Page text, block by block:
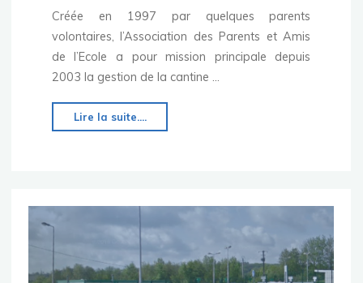
Créée en 1997 par quelques parents
volontaires, l’Association des Parents et Amis
de l’Ecole a pour mission principale depuis
2003 la gestion de la cantine …
Lire la suite....
des
l’Ecole"